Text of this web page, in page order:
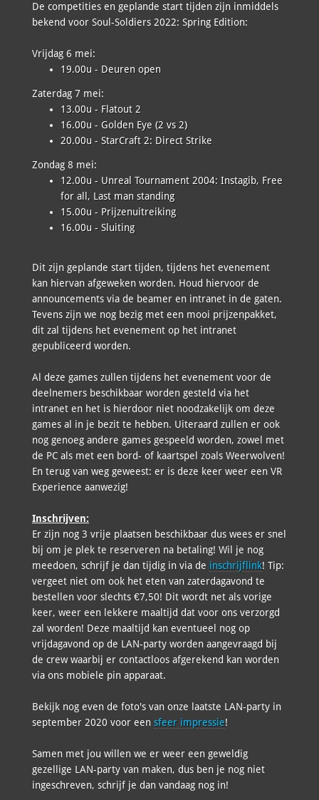
De competities en geplande start tijden zijn inmiddels
bekend voor Soul-Soldiers 2022: Spring Edition:
Vrijdag 6 mei:
19.00u - Deuren open
Zaterdag 7 mei:
13.00u - Flatout 2
16.00u - Golden Eye (2 vs 2)
20.00u - StarCraft 2: Direct Strike
Zondag 8 mei:
12.00u - Unreal Tournament 2004: Instagib, Free
for all, Last man standing
15.00u - Prijzenuitreiking
16.00u - Sluiting
Dit zijn geplande start tijden, tijdens het evenement
kan hiervan afgeweken worden. Houd hiervoor de
announcements via de beamer en intranet in de gaten.
Tevens zijn we nog bezig met een mooi prijzenpakket,
dit zal tijdens het evenement op het intranet
gepubliceerd worden.
Al deze games zullen tijdens het evenement voor de
deelnemers beschikbaar worden gesteld via het
intranet en het is hierdoor niet noodzakelijk om deze
games al in je bezit te hebben. Uiteraard zullen er ook
nog genoeg andere games gespeeld worden, zowel met
de PC als met een bord- of kaartspel zoals Weerwolven!
En terug van weg geweest: er is deze keer weer een VR
Experience aanwezig!
Inschrijven:
Er zijn nog 3 vrije plaatsen beschikbaar dus wees er snel
bij om je plek te reserveren na betaling! Wil je nog
meedoen, schrijf je dan tijdig in via de inschrijflink! Tip:
vergeet niet om ook het eten van zaterdagavond te
bestellen voor slechts €7,50! Dit wordt net als vorige
keer, weer een lekkere maaltijd dat voor ons verzorgd
zal worden! Deze maaltijd kan eventueel nog op
vrijdagavond op de LAN-party worden aangevraagd bij
de crew waarbij er contactloos afgerekend kan worden
via ons mobiele pin apparaat.
Bekijk nog even de foto's van onze laatste LAN-party in
september 2020 voor een sfeer impressie!
Samen met jou willen we er weer een geweldig
gezellige LAN-party van maken, dus ben je nog niet
ingeschreven, schrijf je dan vandaag nog in!